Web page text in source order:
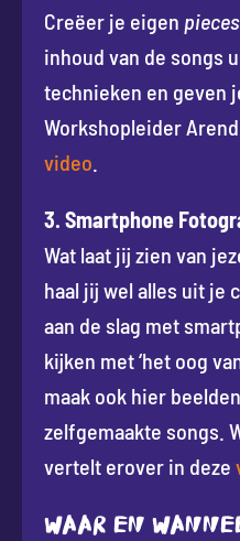
Creëer je eigen pieces
inhoud van de songs
technieken en geven
Workshopleider
video
3. Smartphone
Wat laat jij zien van
haal jij wel alles uit je
aan de slag met
kijken met ‘het oog
maak ook hier
zelfgemaakte songs.
vertelt erover in deze
Waar en